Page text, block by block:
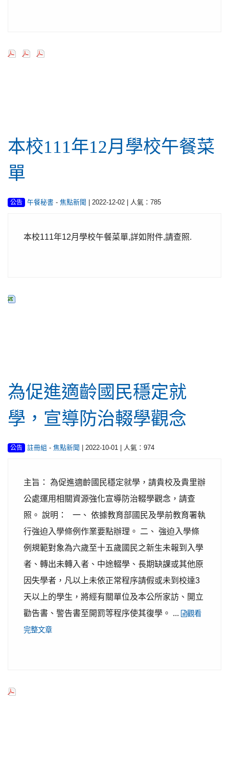
本校111年12月學校午餐菜
單
公告 午餐秘書 - 焦點新聞 | 2022-12-02 | 人氣：785
本校111年12月學校午餐菜單,詳如附件,請查照.
為促進適齡國民穩定就
學，宣導防治輟學觀念
公告 註冊組 - 焦點新聞 | 2022-10-01 | 人氣：974
主旨： 為促進適齡國民穩定就學，請貴校及貴里辦
公處運用相關資源強化宣導防治輟學觀念，請查
照。 說明： 一、 依據教育部國民及學前教育署執
行強迫入學條例作業要點辦理。 二、 強迫入學條
例規範對象為六歲至十五歲國民之新生未報到入學
者、轉出未轉入者、中途輟學、長期缺課或其他原
因失學者，凡以上未依正常程序請假或未到校達3
天以上的學生，將經有關單位及本公所家訪、開立
勸告書、警告書至開罰等程序使其復學。 ...
觀看
完整文章